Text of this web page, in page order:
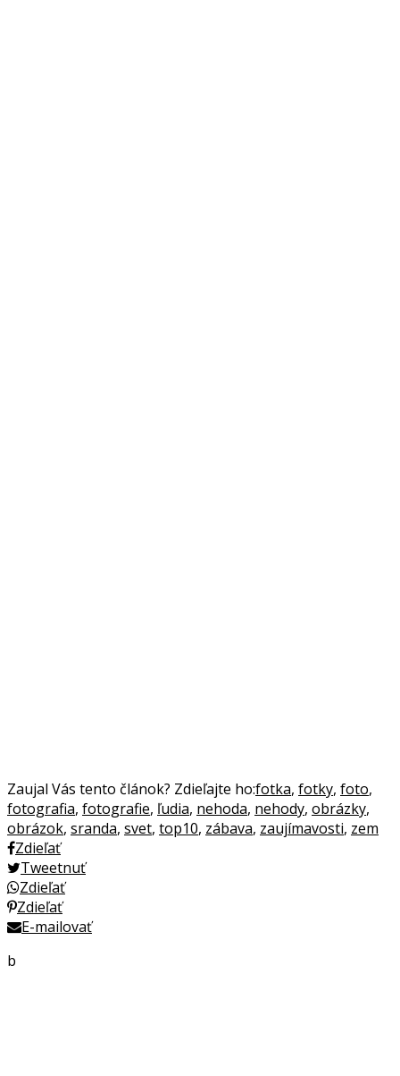
Zaujal Vás tento článok? Zdieľajte ho:fotka, fotky, foto,
fotografia, fotografie, ľudia, nehoda, nehody, obrázky,
obrázok, sranda, svet, top10, zábava, zaujímavosti, zem
Zdieľať
Tweetnuť
Zdieľať
Zdieľať
E-mailovať
b